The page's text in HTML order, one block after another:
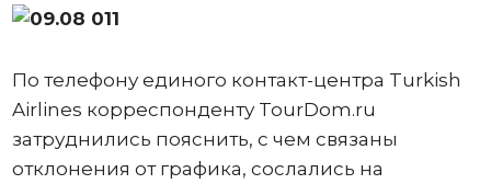
По телефону единого контакт-центра Turkish
Airlines корреспонденту TourDom.ru
затруднились пояснить, с чем связаны
отклонения от графика, сослались на